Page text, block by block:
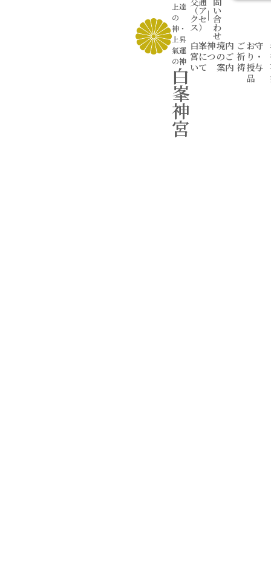
上達
の
神 ・
上昇
氣運
の神
白
峯
神
宮
（ア
クセ
ス）
| い
合
わ
せ
白峯神
宮につ
いて
境内
のご
案内
ご
祈
祷
お守
り・
授与
品